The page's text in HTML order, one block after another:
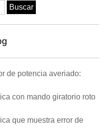
de potencia averiado:
con mando giratorio roto
que muestra error de